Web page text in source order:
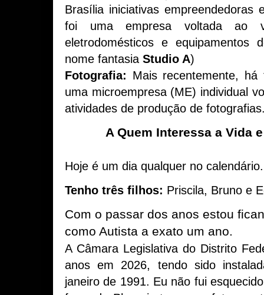
Brasília iniciativas empreendedoras
foi uma empresa voltada ao
eletrodomésticos e
nome fantasia Studio A)
Fotografia: Mais recentemente,
uma microempresa (ME) individual
atividades de produção de
A Quem Interessa a Vida
Hoje é um dia qualquer no
Tenho três filhos: Priscila, Bruno e
Com o passar dos anos estou
como Autista a exato um ano.
A Câmara Legislativa do Distrito
anos em 2026, tendo sido
janeiro de 1991. Eu não fui